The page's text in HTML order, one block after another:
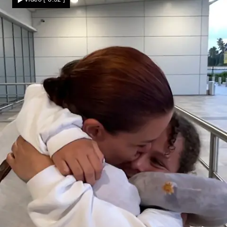
Sansibar gewinnen?